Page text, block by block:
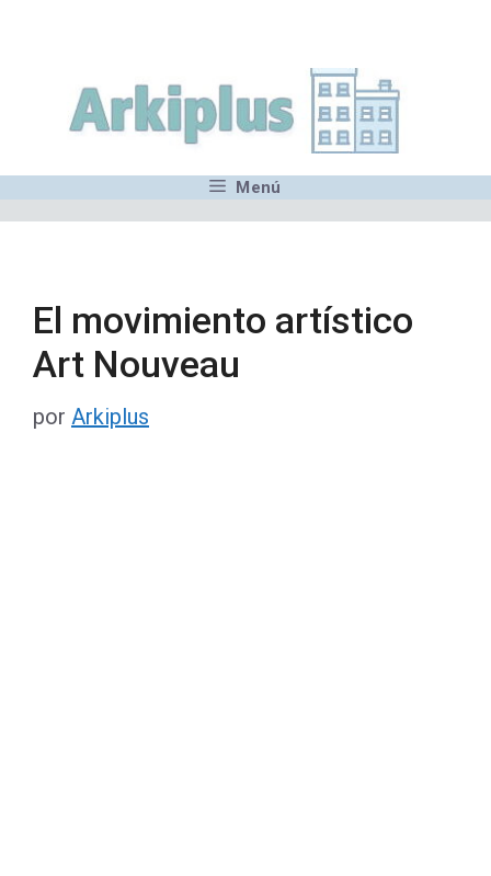
contenido
Menú
El movimiento artístico
Art Nouveau
por Arkiplus